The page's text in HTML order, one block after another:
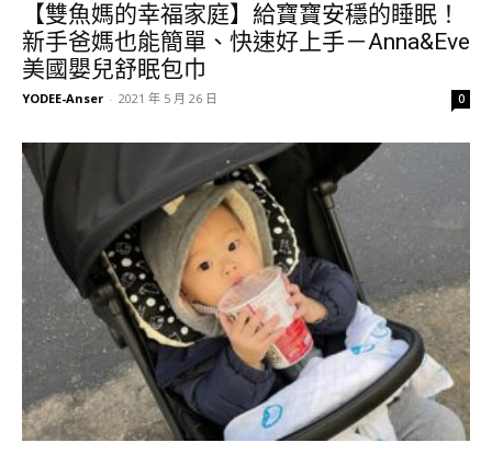
【雙魚媽的幸福家庭】給寶寶安穩的睡眠！
新手爸媽也能簡單、快速好上手－Anna&Eve
美國嬰兒舒眠包巾
YODEE-Anser - 2021 年 5 月 26 日 0